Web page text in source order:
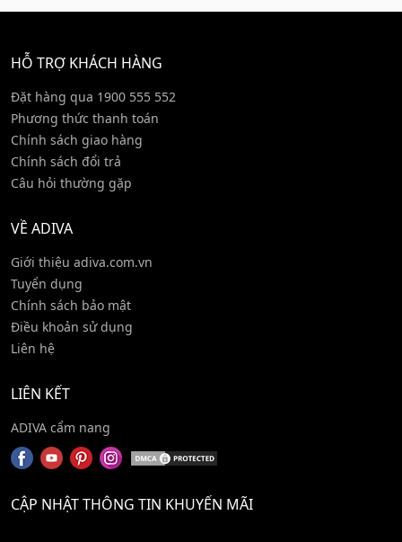
HỖ TRỢ KHÁCH HÀNG
Đặt hàng qua 1900 555 552
Phương thức thanh toán
Chính sách giao hàng
Chính sách đổi trả
Câu hỏi thường gặp
VỀ ADIVA
Giới thiệu adiva.com.vn
Tuyển dụng
Chính sách bảo mật
Điều khoản sử dụng
Liên hệ
LIÊN KẾT
ADIVA cẩm nang
CẬP NHẬT THÔNG TIN KHUYẾN MÃI